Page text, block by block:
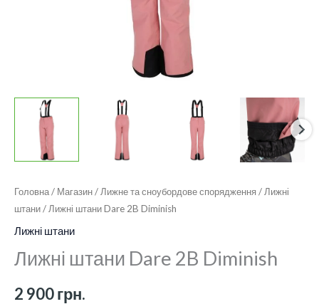
Головна/ Магазин/ Лижне та сноубордове спорядження / Лижні
штани/ Лижні штани Dare 2B Diminish
Лижні штани
Лижні штани Dare 2B Diminish
2 900грн.